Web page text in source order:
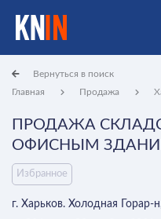
Главная Продажа
Вернуться в поиск
ПРОДАЖА
ОФИСНЫМ
Избранное
г. Харьков. Холодная Горар-